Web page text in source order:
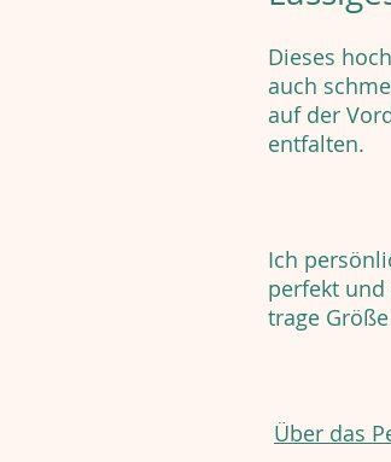
Dieses
auch
auf der
entfalten.
Ich
perfekt
trage Größe
Über das